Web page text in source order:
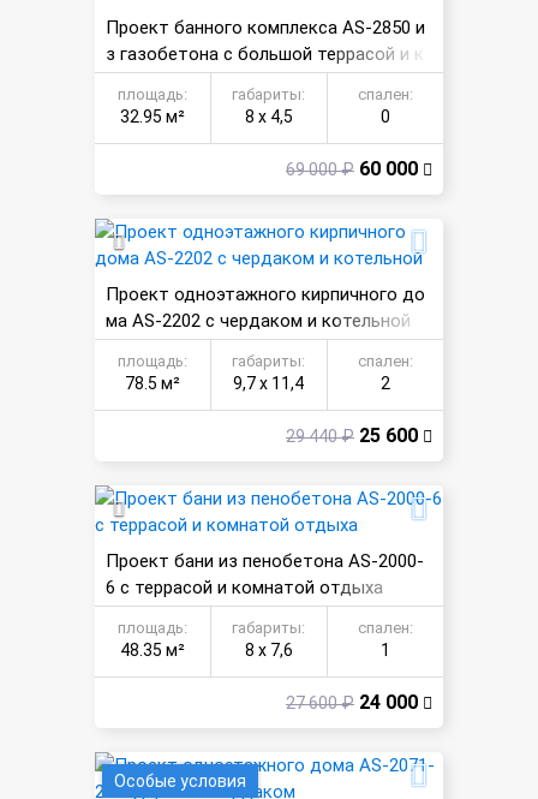
Проект банного комплекса AS-2850 и
з газобетона с большой террасой и к
площадь:
32.95 м²
габариты:
8 х 4,5
спален:
0
69 000 ₽ 60 000
Проект одноэтажного кирпичного до
ма AS-2202 с чердаком и котельной
площадь:
78.5 м²
габариты:
9,7 х 11,4
спален:
2
29 440 ₽ 25 600
Проект бани из пенобетона AS-2000-
6 с террасой и комнатой отдыха
площадь:
48.35 м²
габариты:
8 х 7,6
спален:
1
27 600 ₽ 24 000
Особые условия